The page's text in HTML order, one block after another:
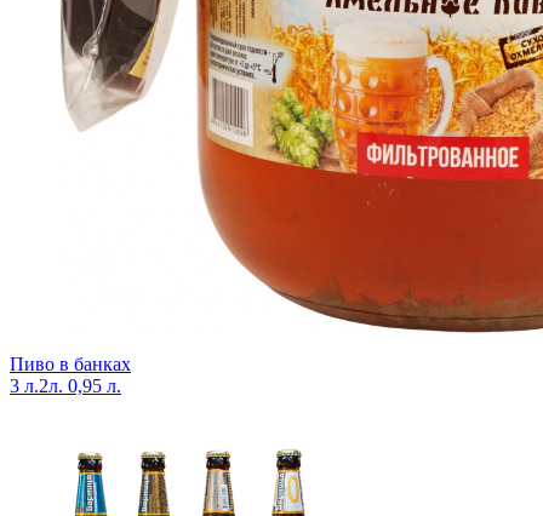
Пиво в банках
3 л.2л. 0,95 л.